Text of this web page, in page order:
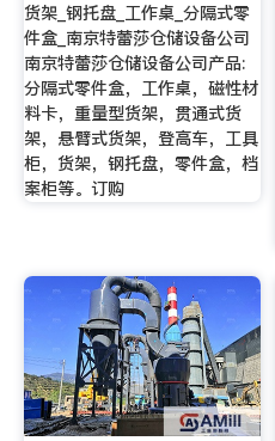
货架_钢托盘_工作桌_分隔式零
件盒_南京特蕾莎仓储设备公司
南京特蕾莎仓储设备公司产品:
分隔式零件盒，工作桌，磁性材
料卡，重量型货架，贯通式货
架，悬臂式货架，登高车，工具
柜，货架，钢托盘，零件盒，档
案柜等。订购